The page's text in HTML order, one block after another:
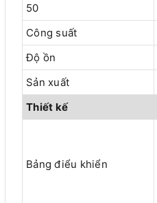
50
Công suất
Độ ồn
Sản xuất
Thiết kế
Bảng điểu khiển